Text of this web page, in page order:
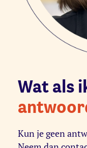
Wat als
Kun je geen